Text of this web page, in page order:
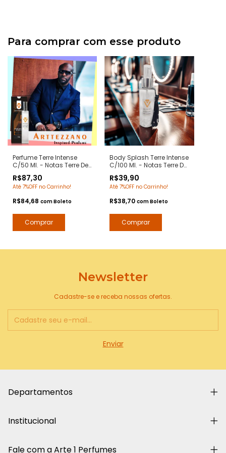
Para comprar com esse produto
Perfume Terre Intense
C/50 Ml. - Notas Terre De
Premium - Arte 1 Perfumes
R$87,30
Até 7%OFF no Carrinho!
R$84,68 comBoleto
Body Splash Terre Intense
C/100 Ml. - Notas Terre De
Desodorante Corporal -
Arte 1 Perfumes
R$39,90
Até 7%OFF no Carrinho!
R$38,70comBoleto
Newsletter
Cadastre-se e receba nossas ofertas.
Departamentos
Institucional
Fale com a Arte 1 Perfumes